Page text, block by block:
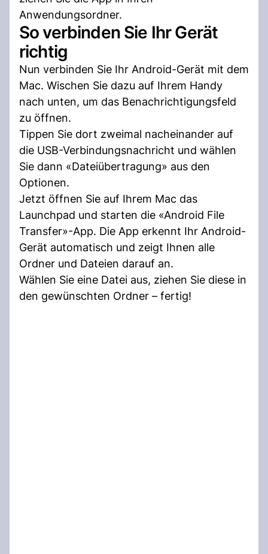
Anwendungsordner.
So verbinden Sie Ihr Gerät
richtig
Nun verbinden Sie Ihr Android-Gerät mit dem
Mac. Wischen Sie dazu auf Ihrem Handy
nach unten, um das Benachrichtigungsfeld
zu öffnen.
Tippen Sie dort zweimal nacheinander auf
die USB-Verbindungsnachricht und wählen
Sie dann «Dateiübertragung» aus den
Optionen.
Jetzt öffnen Sie auf Ihrem Mac das
Launchpad und starten die «Android File
Transfer»-App. Die App erkennt Ihr Android-
Gerät automatisch und zeigt Ihnen alle
Ordner und Dateien darauf an.
Wählen Sie eine Datei aus, ziehen Sie diese in
den gewünschten Ordner – fertig!